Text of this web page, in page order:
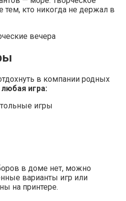
тем, кто никогда не держал в
в компании родных
игра:
в доме нет, можно
варианты игр или
на принтере.